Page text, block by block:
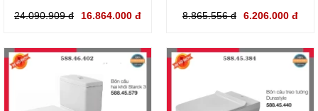
24.090.909 đ 16.864.000 đ 8.865.556 đ 6.206.000 đ